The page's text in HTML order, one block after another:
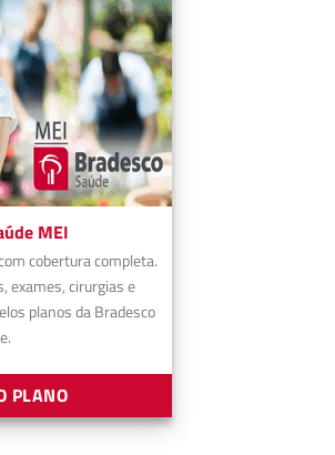
MEI
cobertura completa.
exames, cirurgias e
planos da Bradesco
PLANO